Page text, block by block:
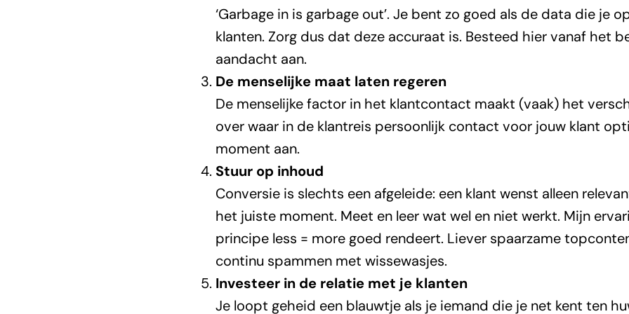
‘Garbage in is garbage out’. Je bent zo goed als de data die je
klanten. Zorg dus dat deze accuraat is. Besteed hier vanaf het
aandacht aan.
De menselijke maat laten regeren
De menselijke factor in het klantcontact maakt (vaak) het
over waar in de klantreis persoonlijk contact voor jouw klant
moment aan.
Stuur op inhoud
Conversie is slechts een afgeleide: een klant wenst alleen
het juiste moment. Meet en leer wat wel en niet werkt. Mijn
principe less = more goed rendeert. Liever spaarzame
continu spammen met wissewasjes.
Investeer in de relatie met je klanten
Je loopt geheid een blauwtje als je iemand die je net kent ten